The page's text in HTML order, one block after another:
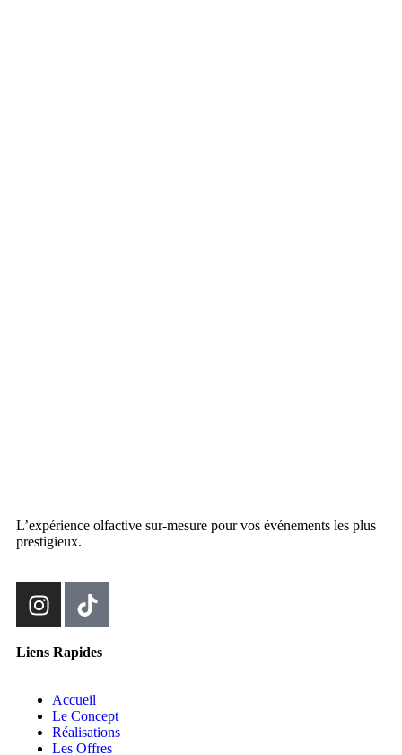
L’expérience olfactive sur-mesure pour vos événements les plus
prestigieux.
Liens Rapides
Accueil
Le Concept
Réalisations
Les Offres